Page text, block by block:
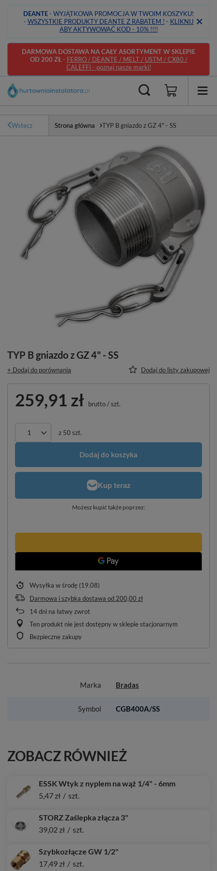
DEANTE- WYJĄTKOWA PROMOCJA W TWOIM KOSZYKU!
- WSZYSTKIE PRODUKTY DEANTE Z RABATEM ! - KLIKNIJ
ABY AKTYWOWAĆ KOD - 10% !!!!
DARMOWA DOSTAWA NA CAŁY ASORTYMENT W SKLEPIE
OD 200 ZŁ- FERRO / DEANTE / MELT / USTM / CX80 /
CALEFFI - poznaj nasze marki!
Wstecz Strona główna TYP B gniazdo z GZ 4" - SS
TYP B gniazdo z GZ 4" - SS
+ Dodaj do porównania Dodaj do listy zakupowej
259,91 zł brutto/szt.
z 50 szt.
Dodaj do koszyka
Możesz kupić także poprzez:
Wysyłka w środę (19.08)
Darmowa i szybka dostawa od 200,00 zł
14dni na łatwy zwrot
Ten produkt nie jest dostępny w sklepie stacjonarnym
Bezpieczne zakupy
Marka Bradas
Symbol CGB400A/SS
ZOBACZ RÓWNIEŻ
ESSK Wtyk z nyplem na wąż 1/4" - 6mm
5,47 zł / szt.
STORZ Zaślepka złącza 3"
39,02 zł / szt.
Szybkozłącze GW 1/2"
17,49 zł / szt.